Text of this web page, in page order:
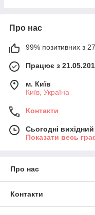
Про нас
99% позитивних з
Працює з
м. Київ
Київ, Україна
Контакти
Сьогодні вихідний
Показати весь
Про нас
Контакти